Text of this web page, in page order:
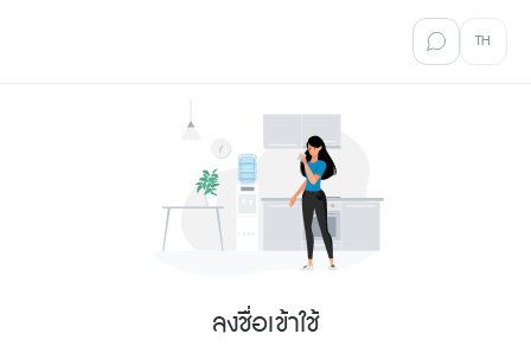
TH
ลงชื่อเข้าใช้